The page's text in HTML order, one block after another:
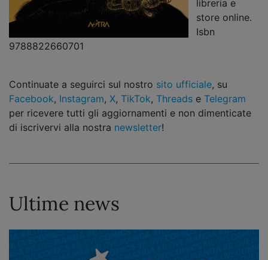
libreria e
store online.
Isbn
9788822660701
Continuate a seguirci sul nostro sito ufficiale, su
Facebook, Instagram, X, TikTok, Threads e Telegram
per ricevere tutti gli aggiornamenti e non dimenticate
di iscrivervi alla nostra newsletter!
Ultime news